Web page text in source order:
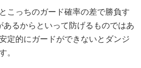
こっちのガード確率の差で勝負す
あるからといって防げるものではあ
定的にガードができないとダンジ
。